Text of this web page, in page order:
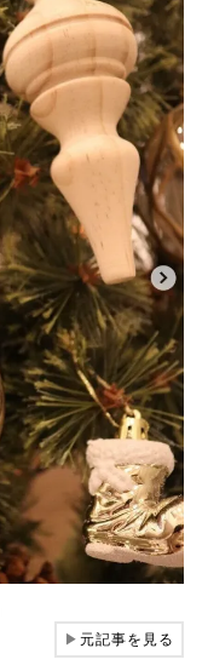
▶元記事を見る